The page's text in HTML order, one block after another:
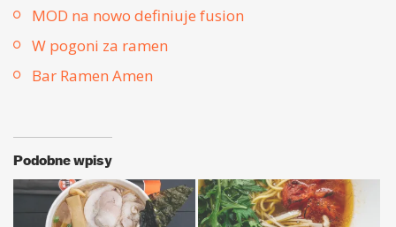
MOD na nowo definiuje fusion
W pogoni za ramen
Bar Ramen Amen
Podobne wpisy